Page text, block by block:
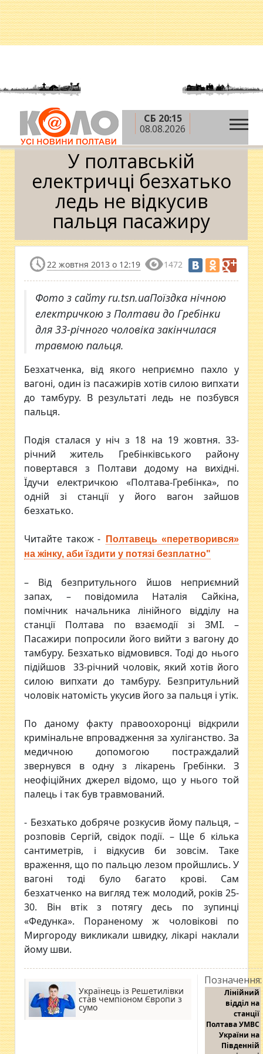
СБ 20:15
08.08.2026
Головна » Область
У полтавській електричці
безхатько ледь не відкусив пальця пасажиру
У полтавській
електричці безхатько
ледь не відкусив
пальця пасажиру
22 жовтня 2013 о 12:19 1472
Фото з сайту ru.tsn.uaПоїздка нічною
електричкою з Полтави до Гребінки
для 33-річного чоловіка закінчилася
травмою пальця.
Безхатченка, від якого неприємно пахло у
вагоні, один із пасажирів хотів силою випхати
до тамбуру. В результаті ледь не позбувся
пальця.
Подія сталася у ніч з 18 на 19 жовтня. 33-
річний житель Гребінківського району
повертався з Полтави додому на вихідні.
Їдучи електричкою «Полтава-Гребінка», по
одній зі станції у його вагон зайшов
безхатько.
Читайте також -
Полтавець «перетворився»
на жінку, аби їздити у потязі безплатно"
– Від безпритульного йшов неприємний
запах, – повідомила Наталія Сайкіна,
помічник начальника лінійного відділу на
станції Полтава по взаємодії зі ЗМІ. –
Пасажири попросили його вийти з вагону до
тамбуру. Безхатько відмовився. Тоді до нього
підійшов 33-річний чоловік, який хотів його
силою випхати до тамбуру. Безпритульний
чоловік натомість укусив його за пальця і утік.
По даному факту правоохоронці відкрили
кримінальне впровадження за хуліганство. За
медичною допомогою постраждалий
звернувся в одну з лікарень Гребінки. З
неофіційних джерел відомо, що у нього той
палець і так був травмований.
- Безхатько добряче розкусив йому пальця, –
розповів Сергій, свідок події. – Ще б кілька
сантиметрів, і відкусив би зовсім. Таке
враження, що по пальцю лезом пройшлись. У
вагоні тоді було багато крові. Сам
безхатченко на вигляд теж молодий, років 25-
30. Він втік з потягу десь по зупинці
«Федунка». Пораненому ж чоловікові по
Миргороду викликали швидку, лікарі наклали
йому шви.
Українець із Решетилівки
став чемпіоном Європи з
сумо
Позначення:
Лінійний
відділ на
станції
Полтава УМВС
України на
Південній